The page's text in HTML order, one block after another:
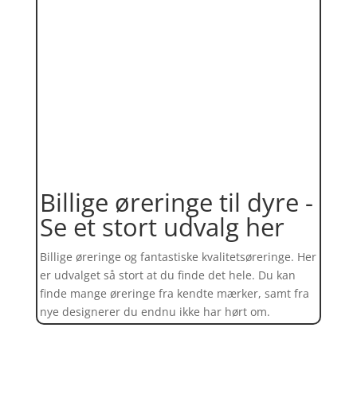
Billige øreringe til dyre -
Se et stort udvalg her
Billige øreringe og fantastiske kvalitetsøreringe. Her
er udvalget så stort at du finde det hele. Du kan
finde mange øreringe fra kendte mærker, samt fra
nye designerer du endnu ikke har hørt om.